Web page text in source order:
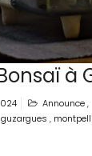
à
Announce,
guzargues ,